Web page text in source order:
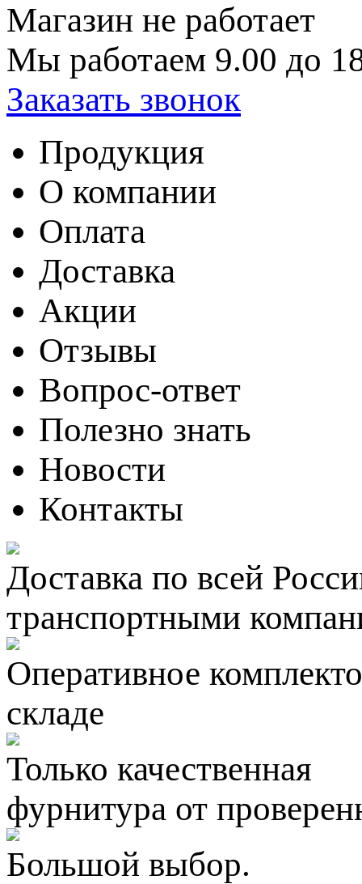
Магазин не работает
Мы работаем 9.00 до
Заказать звонок
Продукция
О компании
Оплата
Доставка
Акции
Отзывы
Вопрос-ответ
Полезно знать
Новости
Контакты
Доставка по всей
транспортными
Оперативное
складе
Только качественная
фурнитура от
Большой выбор.